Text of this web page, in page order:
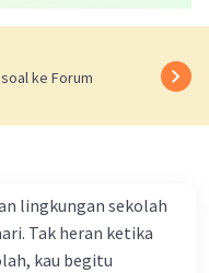
ke Forum
lingkungan sekolah
Tak heran ketika
kau begitu